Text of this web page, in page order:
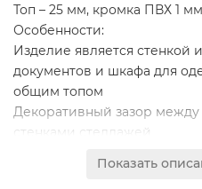
Топ – 25 мм, кромка ПВХ 1
Особенности:
Изделие является стенкой
документов и шкафа для
общим топом
Декоративный зазор
стенками стеллажей
размещение стандартных
Показать